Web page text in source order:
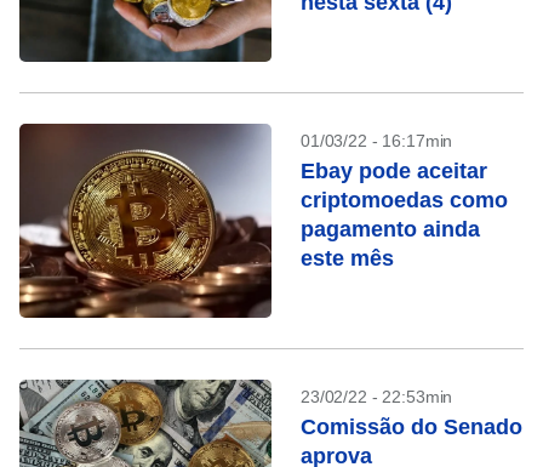
01/03/22 - 16:17min
Ebay pode aceitar
criptomoedas como
pagamento ainda
este mês
23/02/22 - 22:53min
Comissão do Senado
aprova